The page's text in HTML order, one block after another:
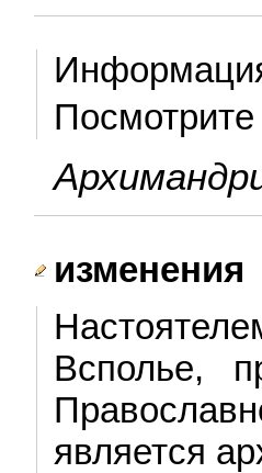
изменения
Всполье,
является